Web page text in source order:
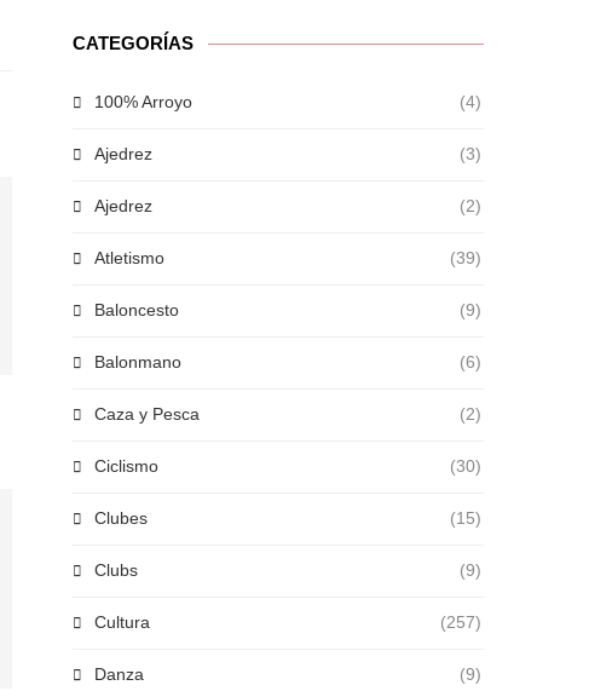
CATEGORÍAS
100% Arroyo (4)
Ajedrez (3)
Ajedrez (2)
Atletismo (39)
Baloncesto (9)
Balonmano (6)
Caza y Pesca (2)
Ciclismo (30)
Clubes (15)
Clubs (9)
Cultura (257)
Danza (9)